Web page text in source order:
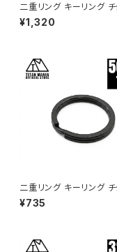
二重リング キーリング チ
ブラック 50mm×2個 超
丈 サビに強い 二重丸カン
¥1,320
二重リング キーリング チ
ブラック 50mm×1個 超
丈 サビに強い 二重丸カン
¥735